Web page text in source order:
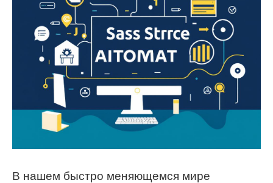
В нашем быстро меняющемся мире